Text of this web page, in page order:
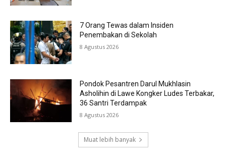
7 Orang Tewas dalam Insiden
Penembakan di Sekolah
8 Agustus 2026
Pondok Pesantren Darul Mukhlasin
Asholihin di Lawe Kongker Ludes Terbakar,
36 Santri Terdampak
8 Agustus 2026
Muat lebih banyak